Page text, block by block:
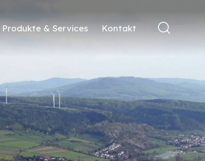
Produkte & Services Kontakt